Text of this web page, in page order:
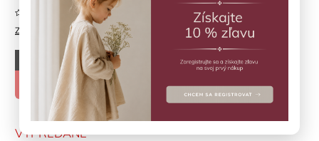
Značka: KONGES SLOJD
Neohodnotené
€26,90
€13,45
VYPREDANÉ